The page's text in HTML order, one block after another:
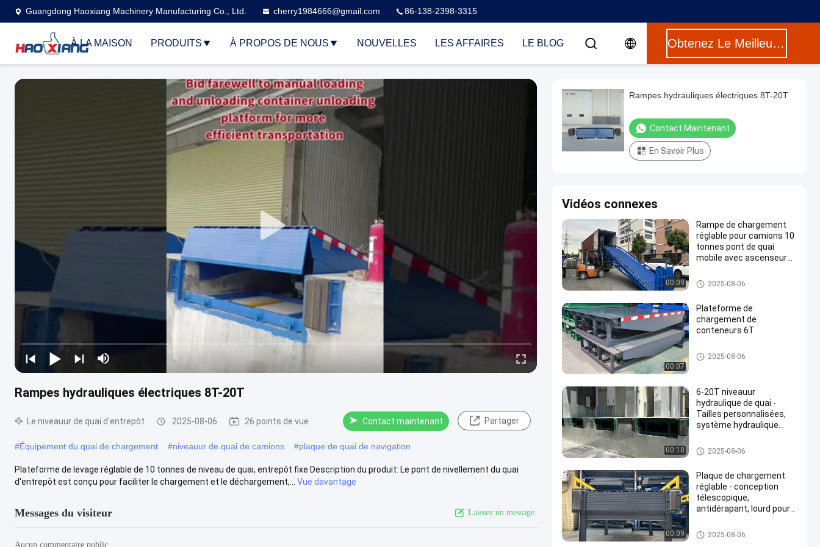
Guangdong Haoxiang Machinery Manufacturing Co., Ltd. cherry1984666@gmail.com 86-138-2398-3315
À LA MAISON PRODUITS À PROPOS DE NOUS NOUVELLES LES AFFAIRES LE BLOG Obtenez Le Meilleur Prix
Rampes hydrauliques électriques 8T-20T
Le niveauur de quai d'entrepôt 2025-08-06 26 points de vue Contact maintenant Partager
#Équipement du quai de chargement #niveauur de quai de camions #plaque de quai de navigation
Plateforme de levage réglable de 10 tonnes de niveau de quai, entrepôt fixe Description du produit: Le pont de nivellement du quai
d'entrepôt est conçu pour faciliter le chargement et le déchargement,...
Vue davantage
Messages du visiteur Laissez un message.
Aucun commentaire public
Rampes hydrauliques électriques 8T-20T
Contact Maintenant
En Savoir Plus
Vidéos connexes
00:09
Rampe de chargement
réglable pour camions 10
tonnes pont de quai
mobile avec ascenseur
m
Rampe hydraulique de quai
2025-08-06
00:07
Plateforme de
chargement de
conteneurs 6T
Le niveauur hydraulique de qu
ai
2025-08-06
00:10
6-20T niveauur
hydraulique de quai -
Tailles personnalisées,
système hydraulique
améliorée et équipement
de chargement industriel
Le niveauur de quai d'entrepôt
2025-08-06
00:09
Plaque de chargement
réglable - conception
télescopique,
antidérapant, lourd pour
des marchandises
Le niveauur de quai d'entrepôt
2025-08-06